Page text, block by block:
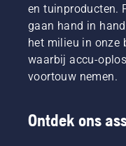
en tuinproducten.
gaan hand in
het milieu in onze
waarbij accu-
voortouw nemen.
Ontdek ons